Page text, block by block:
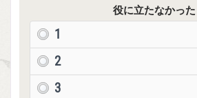
役に立たなかった
1
2
3